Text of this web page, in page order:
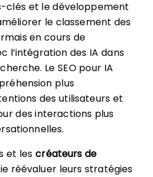
clés et le développement
le classement des
en cours de
l’intégration des IA dans
Le SEO pour IA
plus
des utilisateurs et
des interactions plus
et lescréateurs de
réévaluer leurs stratégies